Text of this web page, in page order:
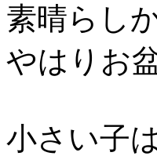
素晴らし
やはりお
小さい子